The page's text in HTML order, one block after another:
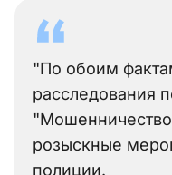
"По обоим
расследования
розыскные
полиции.